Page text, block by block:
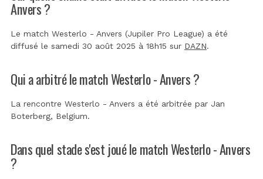
Anvers ?
Le match Westerlo - Anvers (Jupiler Pro League) a été
diffusé le samedi 30 août 2025 à 18h15 sur DAZN.
Qui a arbitré le match Westerlo - Anvers ?
La rencontre Westerlo - Anvers a été arbitrée par Jan
Boterberg, Belgium.
Dans quel stade s'est joué le match Westerlo - Anvers
?